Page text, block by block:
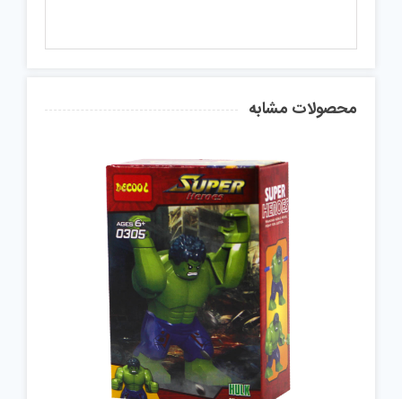
محصولات مشابه